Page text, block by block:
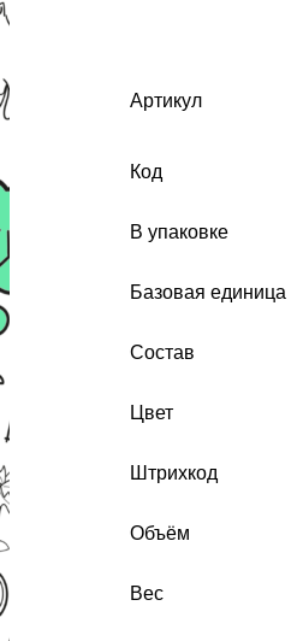
Артикул
Код
В упаковке
Базовая единица
Состав
Цвет
Штрихкод
Объём
Вес